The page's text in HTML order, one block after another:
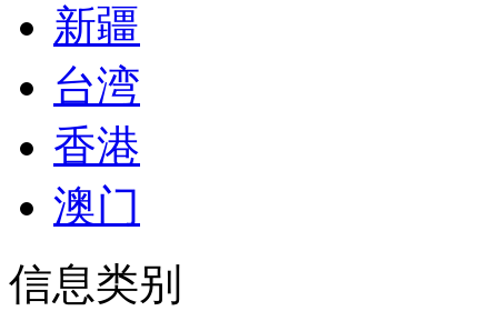
新疆
台湾
香港
澳门
信息类别